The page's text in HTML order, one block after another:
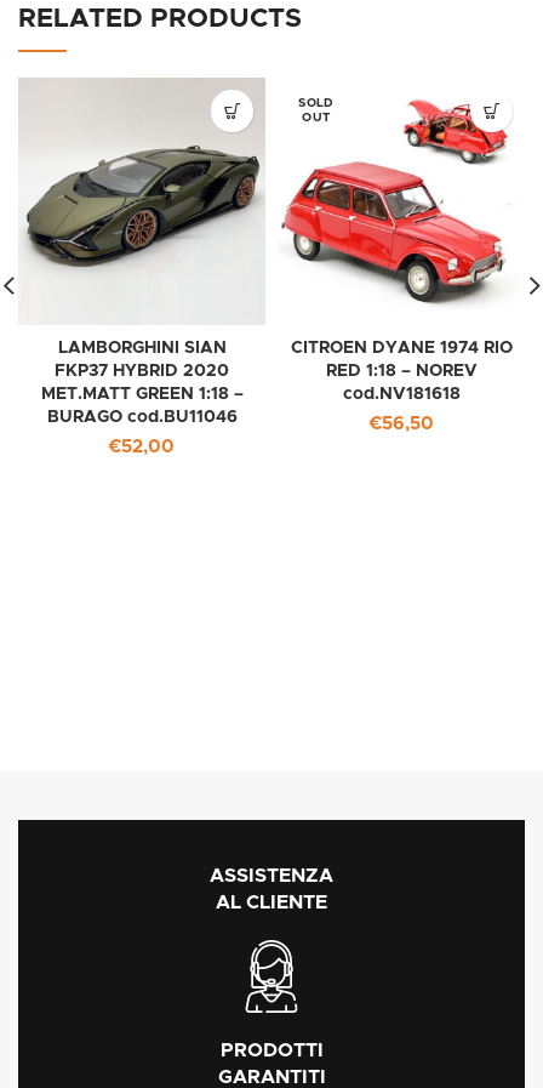
RELATED PRODUCTS
LAMBORGHINI SIAN
FKP37 HYBRID 2020
MET.MATT GREEN 1:18 –
BURAGO cod.BU11046
€52,00
SOLD
OUT
CITROEN DYANE 1974 RIO
RED 1:18 – NOREV
cod.NV181618
€56,50
ASSISTENZA
AL CLIENTE
PRODOTTI
GARANTITI